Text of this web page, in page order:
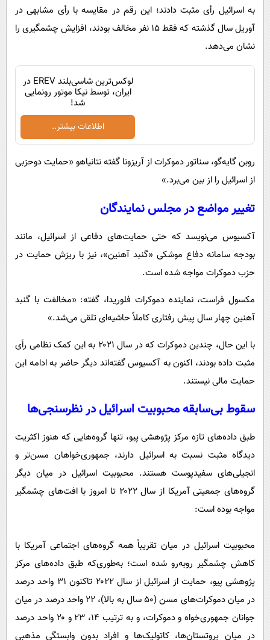
به اسرائیل رأی مثبت دادند؛ این رقم در مقایسه با رأی مشابهی در
آوریل سال گذشته که فقط ۱۵ نفر مخالف بودند، افزایش چشمگیری را
نشان می‌دهد.
لوکس‌ترین شاسی‌بلند EREV در
ایران، توسط نیکا موتور رونمایی
شد!
اطلاعات بیشتر..
روبن گایه‌گو، سناتور دموکرات از آریزونا گفته نتانیاهو «حمایت دوحزبی
از اسرائیل را از بین می‌برد.»
تغییر مواضع در مجلس نمایندگان
آکسیوس می‌نویسد که حتی حمایت‌های دفاعی از اسرائیل، مانند
بودجه سامانه دفاع موشکی «گنبد آهنین»، نیز با ریزش حمایت در
حزب دموکرات مواجه شده است.
مکسول فراست، نماینده دموکرات فلوریدا، گفته: «مخالفت با گنبد
آهنین چهار سال پیش رفتاری کاملاً حاشیه‌ای تلقی می‌شد.»
با این حال، چندین دموکرات که در سال ۲۰۲۱ به این کمک نظامی رأی
مثبت داده بودند، اکنون به آکسیوس گفته‌اند دیگر حاضر به ادامه این
حمایت مالی نیستند.
سقوط بی‌سابقه محبوبیت اسرائیل در نظرسنجی‌ها
طبق داده‌های تازه مرکز پژوهشی پیو، تنها گروه‌هایی که هنوز اکثریت
دیدگاه مثبت نسبت به اسرائیل دارند، جمهوری‌خواهان مسن‌تر و
انجیلی‌های سفیدپوست هستند. محبوبیت اسرائیل در میان دیگر
گروه‌های جمعیتی آمریکا از سال ۲۰۲۲ تا امروز با افت‌های چشمگیر
مواجه بوده است:
محبوبیت اسرائیل در میان تقریباً همه گروه‌های اجتماعی آمریکا با
کاهش چشمگیر روبه‌رو شده است؛ به‌طوری‌که طبق داده‌های مرکز
پژوهشی پیو، حمایت از اسرائیل از سال ۲۰۲۲ تاکنون ۳۱ واحد درصد
در میان دموکرات‌های مسن (۵۰ سال به بالا)، ۲۲ واحد درصد در میان
جوانان جمهوری‌خواه و دموکرات، و به ترتیب ۱۴، ۲۳ و ۲۰ واحد درصد
در میان پروتستان‌ها، کاتولیک‌ها و افراد بدون وابستگی مذهبی